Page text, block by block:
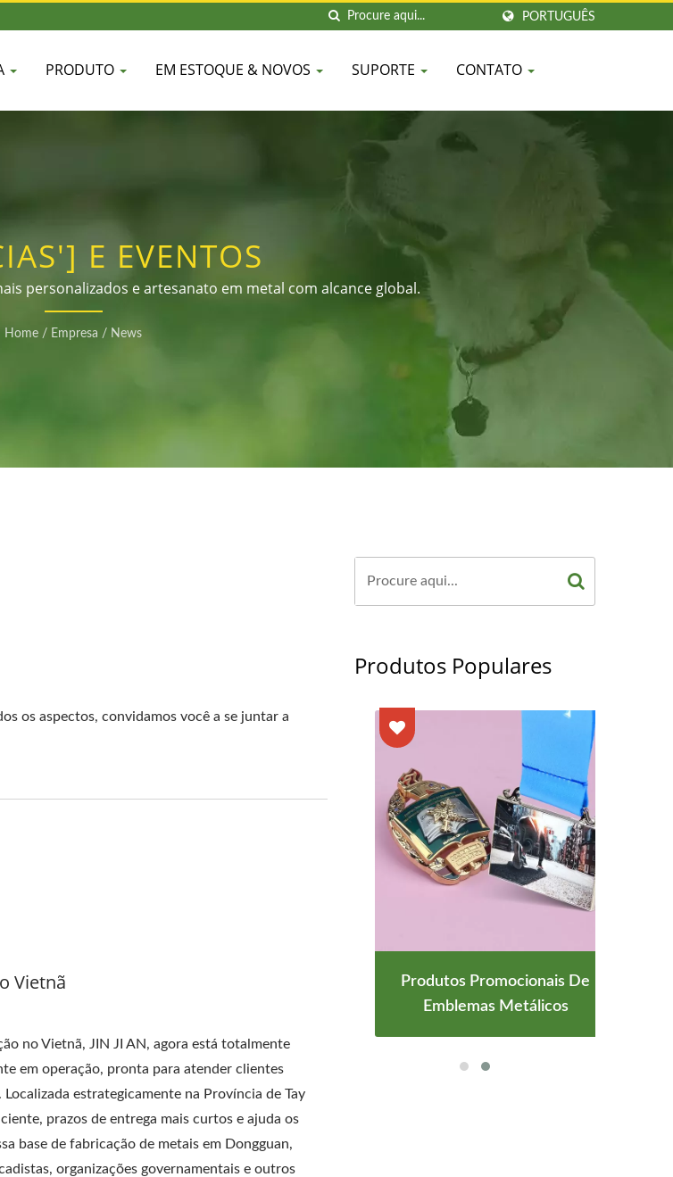
PORTUGUÊS
PRODUTO EM ESTOQUE & NOVOS SUPORTE CONTATO
E EVENTOS
personalizados e artesanato em metal com alcance global.
Home / Empresa / News
os aspectos, convidamos você a se juntar a
Vietnã
no Vietnã, JIN JI AN, agora está totalmente
em operação, pronta para atender clientes
estrategicamente na Província de Tay
prazos de entrega mais curtos e ajuda os
base de fabricação de metais em Dongguan,
organizações governamentais e outros
Produtos Populares
De
Produtos Promocionais De
Emblemas Metálicos